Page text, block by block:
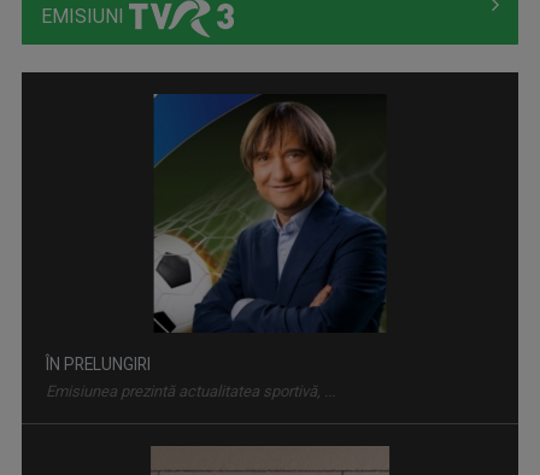
EMISIUNI
ÎN PRELUNGIRI
Emisiunea prezintă actualitatea sportivă, ...